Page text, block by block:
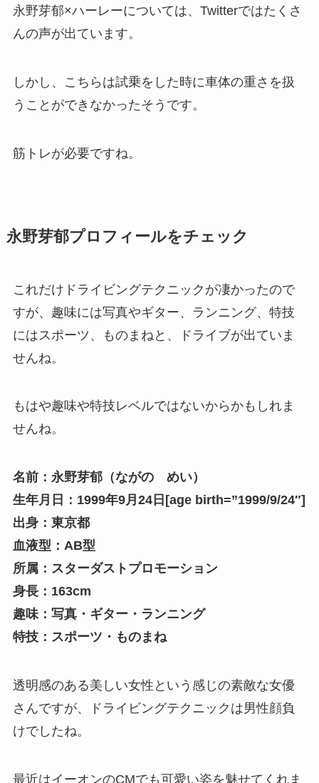
永野芽郁×ハーレーについては、Twitterではたくさ
んの声が出ています。
しかし、こちらは試乗をした時に車体の重さを扱
うことができなかったそうです。
筋トレが必要ですね。
永野芽郁プロフィールをチェック
これだけドライビングテクニックが凄かったので
すが、趣味には写真やギター、ランニング、特技
にはスポーツ、ものまねと、ドライブが出ていま
せんね。
もはや趣味や特技レベルではないからかもしれま
せんね。
名前：永野芽郁（ながの めい）
生年月日：1999年9月24日[age birth=”1999/9/24″]
出身：東京都
血液型：AB型
所属：スターダストプロモーション
身長：163cm
趣味：写真・ギター・ランニング
特技：スポーツ・ものまね
透明感のある美しい女性という感じの素敵な女優
さんですが、ドライビングテクニックは男性顔負
けでしたね。
最近はイーオンのCMでも可愛い姿を魅せてくれま